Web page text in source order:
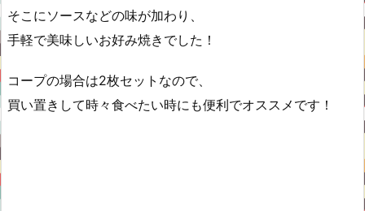
そこにソースなどの味が加わり、
手軽で美味しいお好み焼きでした！
コープの場合は2枚セットなので、
買い置きして時々食べたい時にも便利でオススメです！